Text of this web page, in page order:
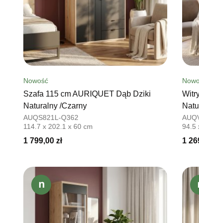
Nowość
Szafa 115 cm AURIQUET Dąb Dziki
Naturalny /Czarny
AUQS821L-Q362
114.7 x 202.1 x 60 cm
1 799,00 zł
94.5
1